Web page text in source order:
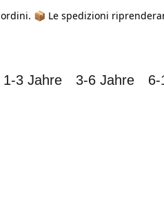
📦 Le spedizioni
1-3 Jahre 3-6 Jahre 6-